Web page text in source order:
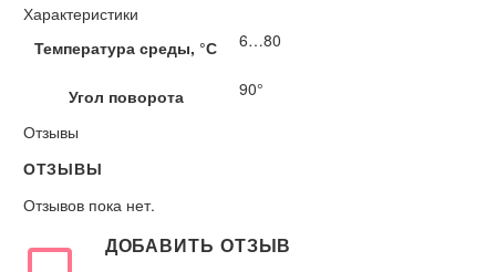
Характеристики
Температура среды, °С
6…80
Угол поворота
90°
Отзывы
ОТЗЫВЫ
Отзывов пока нет.
ДОБАВИТЬ ОТЗЫВ